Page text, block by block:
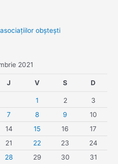
obşteşti
2021
J V S D
1 2
3
7 8 9
10
14 15 16
17
21 22 23
24
28 29 30 31